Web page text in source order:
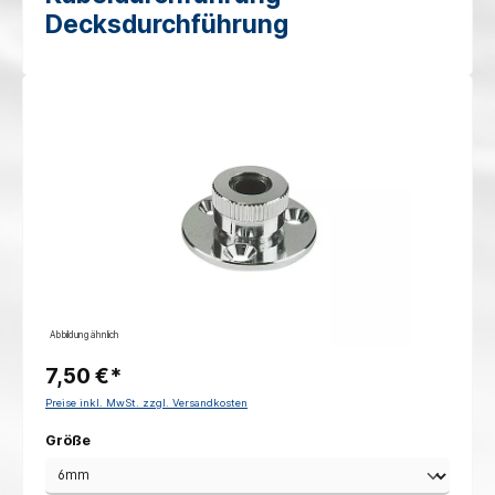
Decksdurchführung
Abbildung ähnlich
7,50 €*
Preise inkl. MwSt. zzgl. Versandkosten
Größeauswählen